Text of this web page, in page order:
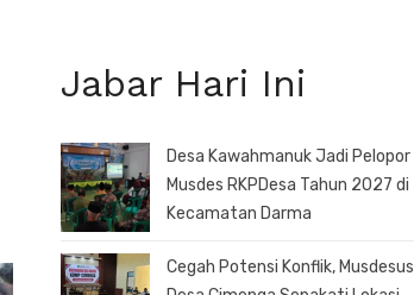
Jabar Hari Ini
Desa Kawahmanuk Jadi Pelopor
Musdes RKPDesa Tahun 2027 di
Kecamatan Darma
Cegah Potensi Konflik, Musdesus